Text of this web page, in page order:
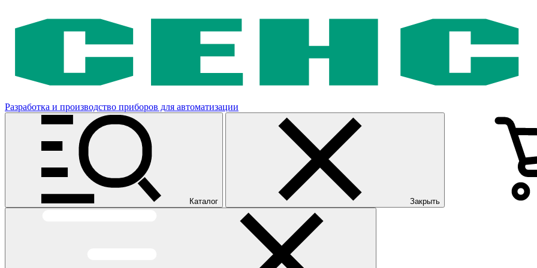
Разработка и производство приборов для автоматизации
Каталог Закрыть